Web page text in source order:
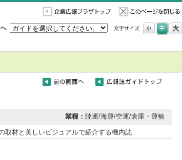
業種： 陸運/海運/空運/倉庫・運輸
取材と美しいビジュアルで紹介する機内誌